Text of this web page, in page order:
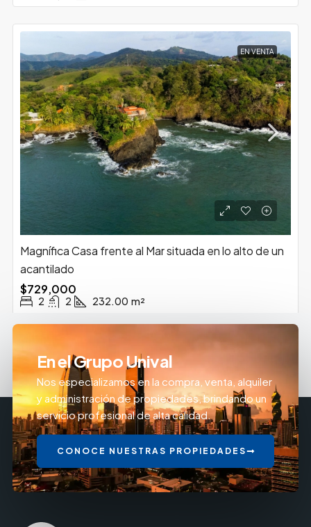
EN VENTA
Magnífica Casa frente al Mar situada en lo alto de un
acantilado
$729,000
2 2 232.00 m²
En el Grupo Unival
Nos especializamos en la compra, venta, alquiler
y administración de propiedades, brindando un
servicio profesional de alta calidad.
CONOCE NUESTRAS PROPIEDADES